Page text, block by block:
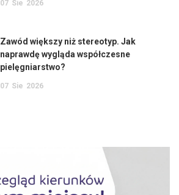
07 Sie 2026
Zawód większy niż stereotyp. Jak
naprawdę wygląda współczesne
pielęgniarstwo?
07 Sie 2026